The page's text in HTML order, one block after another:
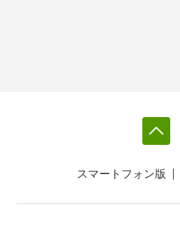
スマートフォン版